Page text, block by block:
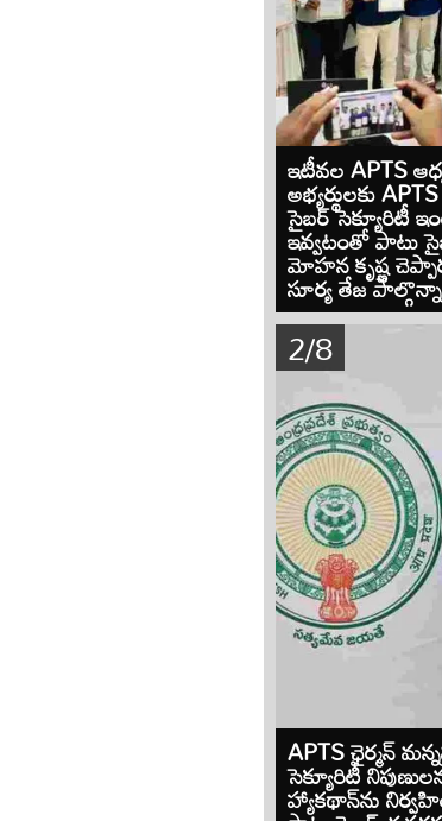
ఇటీవల APTS
అభ్యర్థులకు
సైబర్ సెక్యూరిటీ
ఇవ్వటంతో పాటు
మోహన కృష్ణ
సూర్య తేజ
2/8
APTS ఛైర్మన్
సెక్యూరిటీ
హ్యాకథాన్‌ను